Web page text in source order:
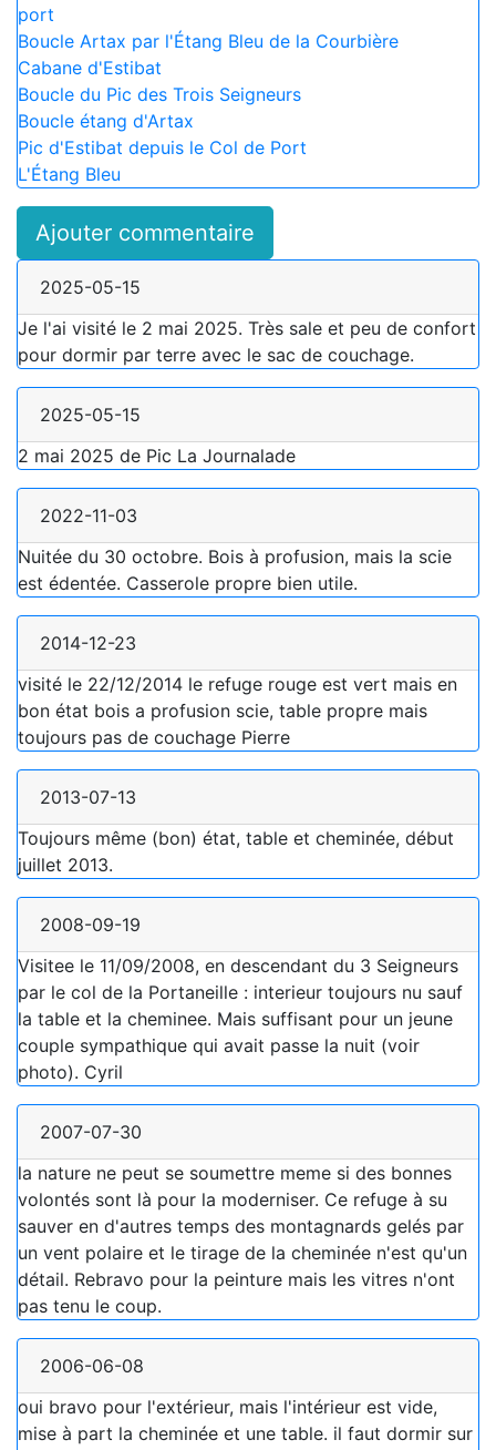
port
Boucle Artax par l'Étang Bleu de la Courbière
Cabane d'Estibat
Boucle du Pic des Trois Seigneurs
Boucle étang d'Artax
Pic d'Estibat depuis le Col de Port
L'Étang Bleu
Ajouter commentaire
2025-05-15
Je l'ai visité le 2 mai 2025. Très sale et peu de confort
pour dormir par terre avec le sac de couchage.
2025-05-15
2 mai 2025 de Pic La Journalade
2022-11-03
Nuitée du 30 octobre. Bois à profusion, mais la scie
est édentée. Casserole propre bien utile.
2014-12-23
visité le 22/12/2014 le refuge rouge est vert mais en
bon état bois a profusion scie, table propre mais
toujours pas de couchage Pierre
2013-07-13
Toujours même (bon) état, table et cheminée, début
juillet 2013.
2008-09-19
Visitee le 11/09/2008, en descendant du 3 Seigneurs
par le col de la Portaneille : interieur toujours nu sauf
la table et la cheminee. Mais suffisant pour un jeune
couple sympathique qui avait passe la nuit (voir
photo). Cyril
2007-07-30
la nature ne peut se soumettre meme si des bonnes
volontés sont là pour la moderniser. Ce refuge à su
sauver en d'autres temps des montagnards gelés par
un vent polaire et le tirage de la cheminée n'est qu'un
détail. Rebravo pour la peinture mais les vitres n'ont
pas tenu le coup.
2006-06-08
oui bravo pour l'extérieur, mais l'intérieur est vide,
mise à part la cheminée et une table. il faut dormir sur